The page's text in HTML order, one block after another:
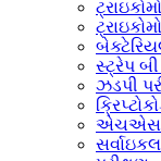
સ્ટ્રેપ
ઝડપી